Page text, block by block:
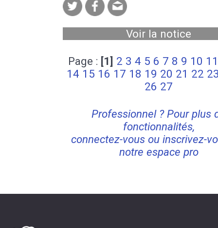
Voir la notice
Page : [1] 2 3 4 5 6 7 8 9 10 11
14 15 16 17 18 19 20 21 22
26 27
Professionnel ? Pour plus
fonctionnalités,
connectez-vous ou inscrivez-
notre espace pro